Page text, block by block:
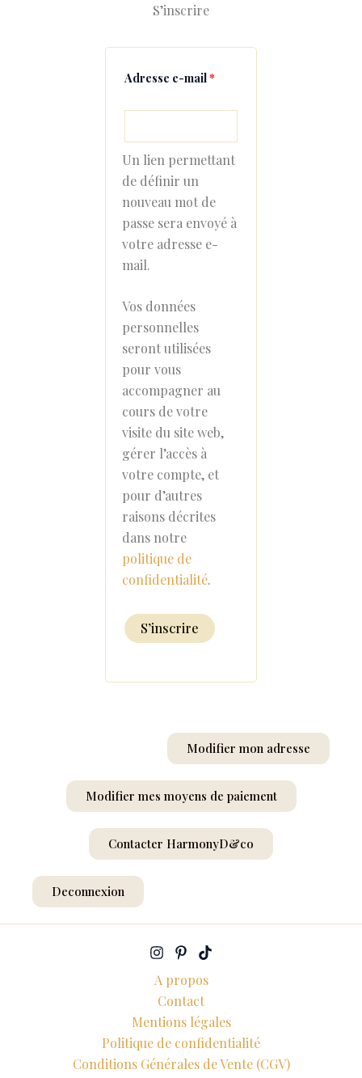
S’inscrire
Adresse e-mail*
Un lien permettant
de définir un
nouveau mot de
passe sera envoyé à
votre adresse e-
mail.
Vos données
personnelles
seront utilisées
pour vous
accompagner au
cours de votre
visite du site web,
gérer l’accès à
votre compte, et
pour d’autres
raisons décrites
dans notre
politique de
confidentialité.
S’inscrire
Modifier mon adresse
Modifier mes moyens de paiement
Contacter HarmonyD&co
Deconnexion
A propos
Contact
Mentions légales
Politique de confidentialité
Conditions Générales de Vente (CGV)